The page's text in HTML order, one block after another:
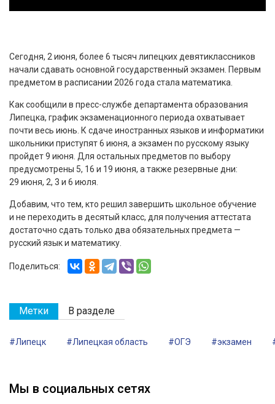
Сегодня, 2 июня, более 6 тысяч липецких девятиклассников
начали сдавать основной государственный экзамен. Первым
предметом в расписании 2026 года стала математика.
Как сообщили в пресс-службе департамента образования
Липецка, график экзаменационного периода охватывает
почти весь июнь. К сдаче иностранных языков и информатики
школьники приступят 6 июня, а экзамен по русскому языку
пройдет 9 июня. Для остальных предметов по выбору
предусмотрены 5, 16 и 19 июня, а также резервные дни:
29 июня, 2, 3 и 6 июля.
Добавим, что тем, кто решил завершить школьное обучение
и не переходить в десятый класс, для получения аттестата
достаточно сдать только два обязательных предмета —
русский язык и математику.
Поделиться:
Метки В разделе
#Липецк #Липецкая область #ОГЭ #экзамен
Мы в социальных сетях